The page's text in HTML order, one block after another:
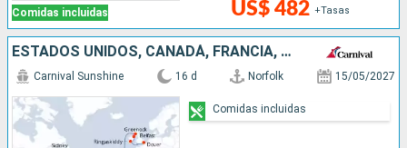
Comidas incluidas US$ 482 +Tasas
ESTADOS UNIDOS, CANADÁ, FRANCIA, REINO UNIDO, IRLANDA
Carnival Sunshine 16 d Norfolk 15/05/2027
Comidas incluidas